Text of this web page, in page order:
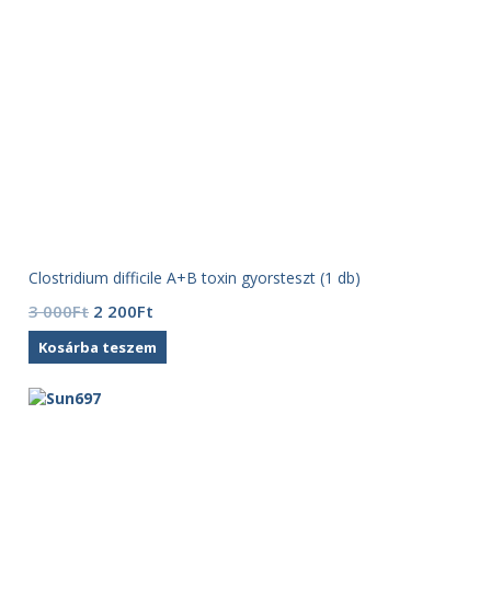
Clostridium difficile A+B toxin gyorsteszt (1 db)
3 000Ft Original
price
was:
000Ft.
2 200Ft
price
is:
Kosárba teszem